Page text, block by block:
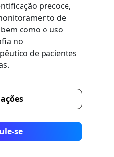
precoce,
de
como o uso
no
de pacientes
se